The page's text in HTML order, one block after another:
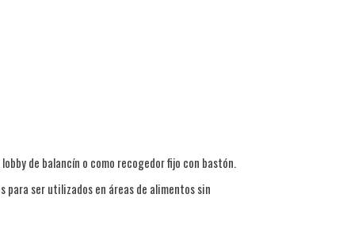
de balancín o como recogedor fijo con bastón.
ser utilizados en áreas de alimentos sin